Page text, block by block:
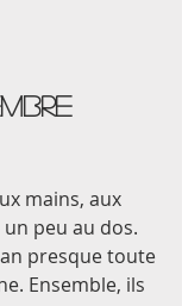
mains, aux
peu au dos.
presque toute
Ensemble, ils